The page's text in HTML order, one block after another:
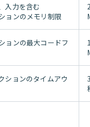
入力を含む
ョンのメモリ制限
ョンの最大コードフ
1
ションのタイムアウ